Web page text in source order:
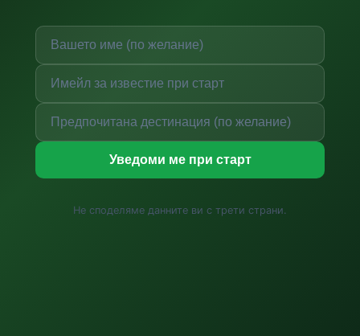
Уведоми ме при старт
Не споделяме данните ви с трети страни.